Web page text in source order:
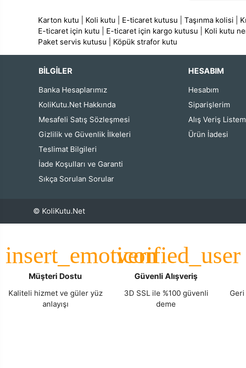
Karton kutu Koli kutu E-ticaret kutusu |Taşınma kolisi
E-ticaret için kutu
E-ticaret için kargo kutusu Koli kutu
Paket servis kutusu
Köpük strafor kutu
BİLGİLER
Banka Hesaplarımız
KoliKutu.Net Hakkında
Mesafeli Satış Sözleşmesi
Gizlilik ve Güvenlik İlkeleri
Teslimat Bilgileri
İade Koşulları ve Garanti
Sıkça Sorulan Sorular
HESABIM
Hesabım
Siparişlerim
Alış Veriş Listem
Ürün İadesi
© KoliKutu.Net
Müşteri Dostu
Kaliteli hizmet ve güler yüz
anlayışı
Güvenli Alışveriş
3D SSL ile %100 güvenli
deme